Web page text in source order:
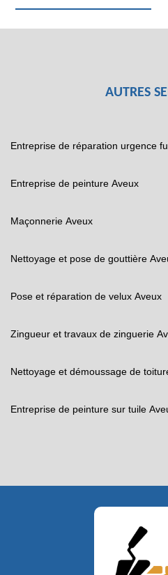
AUTRES
Entreprise de réparation urgence
Entreprise de peinture Aveux
Maçonnerie Aveux
Nettoyage et pose de gouttière
Pose et réparation de velux Aveux
Zingueur et travaux de zinguerie
Nettoyage et démoussage de
Entreprise de peinture sur tuile